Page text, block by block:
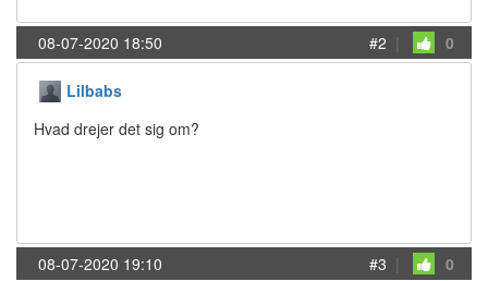
08-07-2020 18:50 #2 | 0
Lilbabs
Hvad drejer det sig om?
08-07-2020 19:10 #3 | 0